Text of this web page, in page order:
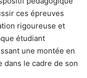
ces épreuves
rigoureuse et
étudiant
une montée en
le cadre de son